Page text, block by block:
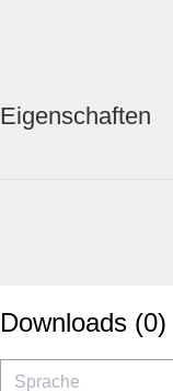
Eigenschaften
Downloads (0)